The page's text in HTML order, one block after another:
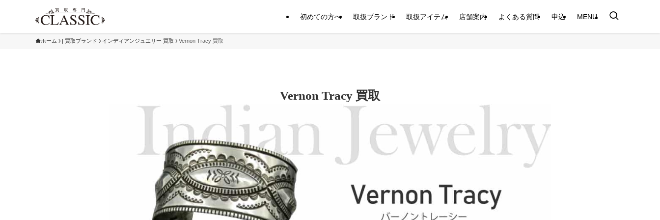
初めての方へ 取扱ブランド 取扱アイテム 店舗案内 よくある質問 申込 MENU
ホーム | 買取ブランド インディアンジュエリー 買取 Vernon Tracy 買取
Vernon Tracy 買取